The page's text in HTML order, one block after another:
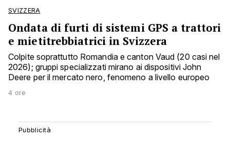
SVIZZERA
Ondata di furti di sistemi GPS a trattori
e mietitrebbiatrici in Svizzera
Colpite soprattutto Romandia e canton Vaud (20 casi nel
2026); gruppi specializzati mirano ai dispositivi John
Deere per il mercato nero, fenomeno a livello europeo
4 ore